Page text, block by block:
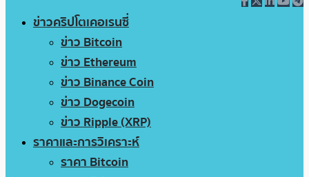
ข่าวคริปโตเคอเรนซี่
ข่าว Bitcoin
ข่าว Ethereum
ข่าว Binance Coin
ข่าว Dogecoin
ข่าว Ripple (XRP)
ราคาและการวิเคราะห์
ราคา Bitcoin